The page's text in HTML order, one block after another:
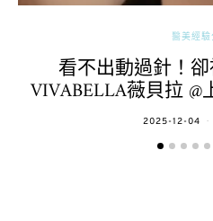
醫美經驗
看不出動過針！
VIVABELLA薇貝拉
POSTED
2025-12-04